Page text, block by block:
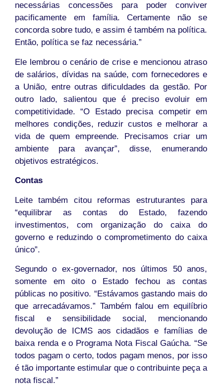
necessárias concessões para poder conviver
pacificamente em família. Certamente não se
concorda sobre tudo, e assim é também na política.
Então, política se faz necessária.”
Ele lembrou o cenário de crise e mencionou atraso
de salários, dívidas na saúde, com fornecedores e
a União, entre outras dificuldades da gestão. Por
outro lado, salientou que é preciso evoluir em
competitividade. “O Estado precisa competir em
melhores condições, reduzir custos e melhorar a
vida de quem empreende. Precisamos criar um
ambiente para avançar”, disse, enumerando
objetivos estratégicos.
Contas
Leite também citou reformas estruturantes para
“equilibrar as contas do Estado, fazendo
investimentos, com organização do caixa do
governo e reduzindo o comprometimento do caixa
único”.
Segundo o ex-governador, nos últimos 50 anos,
somente em oito o Estado fechou as contas
públicas no positivo. “Estávamos gastando mais do
que arrecadávamos.” Também falou em equilíbrio
fiscal e sensibilidade social, mencionando
devolução de ICMS aos cidadãos e famílias de
baixa renda e o Programa Nota Fiscal Gaúcha. “Se
todos pagam o certo, todos pagam menos, por isso
é tão importante estimular que o contribuinte peça a
nota fiscal.”